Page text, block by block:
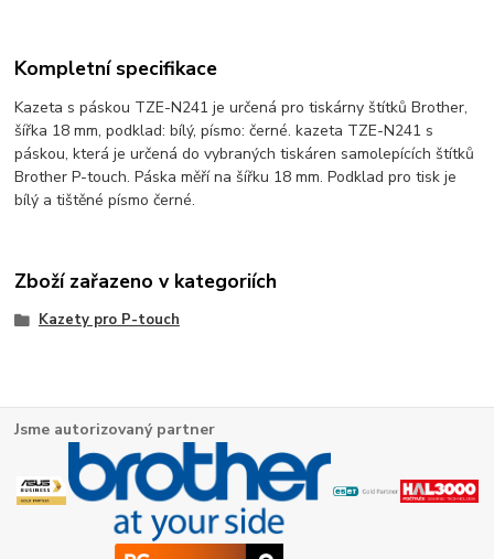
Kompletní specifikace
Kazeta s páskou TZE-N241 je určená pro tiskárny štítků Brother,
šířka 18 mm, podklad: bílý, písmo: černé. kazeta TZE-N241 s
páskou, která je určená do vybraných tiskáren samolepících štítků
Brother P-touch. Páska měří na šířku 18 mm. Podklad pro tisk je
bílý a tištěné písmo černé.
Zboží zařazeno v kategoriích
Kazety pro P-touch
Jsme autorizovaný partner